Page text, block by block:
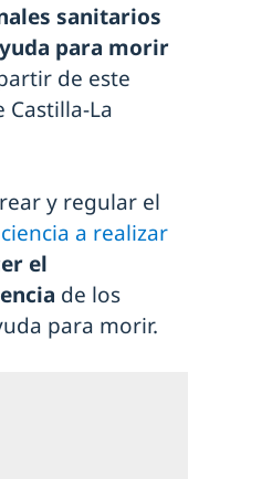
sanitarios
para morir
de este
La
y regular el
a realizar
el
de los
para morir.